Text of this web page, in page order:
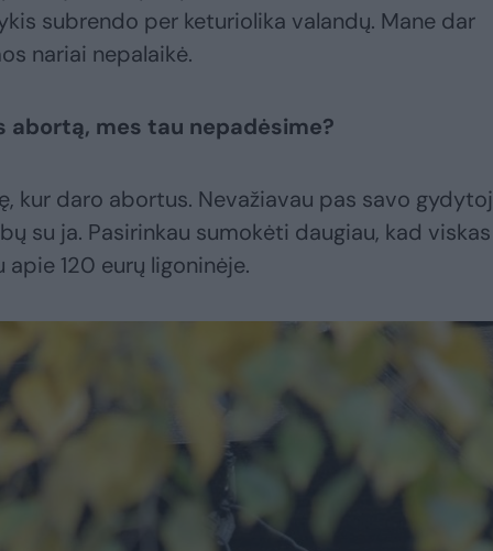
subrendo per keturiolika valandų. Mane dar
nariai nepalaikė.
mes tau nepadėsime?
kur daro abortus. Nevažiavau pas savo
su ja. Pasirinkau sumokėti daugiau, kad viskas
120 eurų ligoninėje.